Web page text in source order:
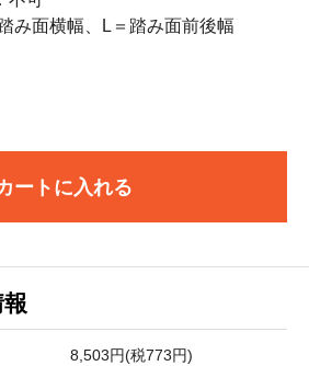
み面横幅、L＝踏み面前後幅
ートに入れる
8,503円(税773円)